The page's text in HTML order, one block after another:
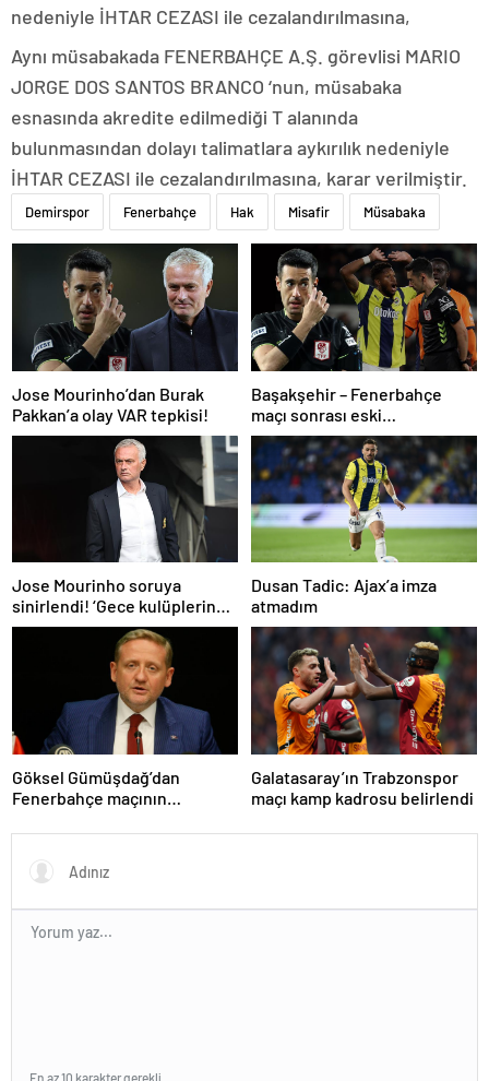
nedeniyle İHTAR CEZASI ile cezalandırılmasına,
Aynı müsabakada FENERBAHÇE A.Ş. görevlisi MARIO
JORGE DOS SANTOS BRANCO ‘nun, müsabaka
esnasında akredite edilmediği T alanında
bulunmasından dolayı talimatlara aykırılık nedeniyle
İHTAR CEZASI ile cezalandırılmasına, karar verilmiştir.
Demirspor Fenerbahçe Hak Misafir Müsabaka
Jose Mourinho’dan Burak
Pakkan’a olay VAR tepkisi!
Başakşehir – Fenerbahçe
maçı sonrası eski
hakemlerden penaltı ve gol
iptali çıkışı! ‘2 kırmızı kartı
atladı’
Jose Mourinho soruya
sinirlendi! ‘Gece kulüplerine
gidip keyif alıyorum’
Dusan Tadic: Ajax’a imza
atmadım
Göksel Gümüşdağ’dan
Fenerbahçe maçının
Galatasaray’ın Trabzonspor
maçı kamp kadrosu belirlendi
En az 10 karakter gerekli